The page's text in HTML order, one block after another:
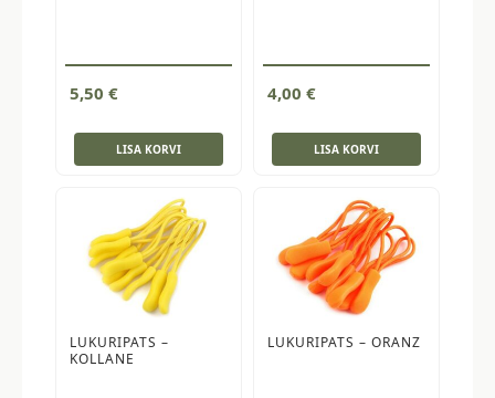
5,50 €
LISA KORVI
4,00 €
LISA KORVI
LUKURIPATS –
KOLLANE
LUKURIPATS – ORANZ